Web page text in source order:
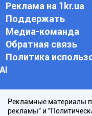
Реклама на 1kr.ua
Поддержать
Медиа-команда
Обратная связь
Политика
АI
Рекламные материалы
рекламы" и